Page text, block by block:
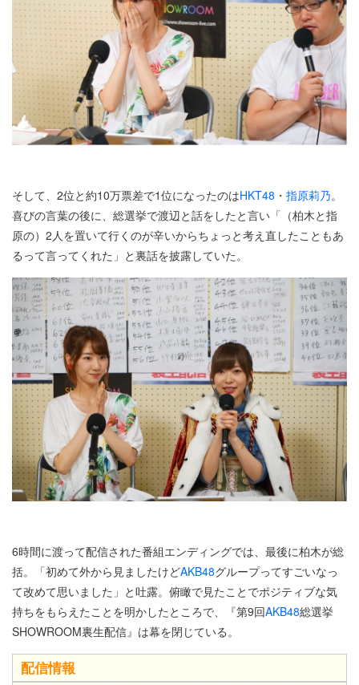
そして、2位と約10万票差で1位になったのはHKT48 ・ 指原莉乃。
喜びの言葉の後に、総選挙で渡辺と話をしたと言い「（柏木と指
原の）2人を置いて行くのが辛いからちょっと考え直したこともあ
るって言ってくれた」と裏話を披露していた。
6時間に渡って配信された番組エンディングでは、最後に柏木が総
括。「初めて外から見ましたけどAKB48グループってすごいなっ
て改めて思いました」と吐露。俯瞰で見たことでポジティブな気
持ちをもらえたことを明かしたところで、『第9回AKB48総選挙
SHOWROOM裏生配信』は幕を閉じている。
配信情報